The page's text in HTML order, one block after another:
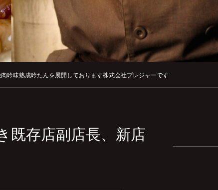
吟味熟成吟たんを展開しております株式会社プレジャーです
既存店副店長、新店